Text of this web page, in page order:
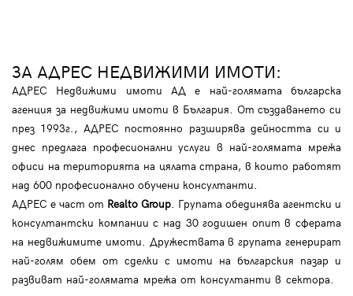
ЗА АДРЕС НЕДВИЖИМИ ИМОТИ:
АДРЕС Недвижими имоти АД е най-голямата българска
агенция за недвижими имоти в България. От създаването си
през 1993г., АДРЕС постоянно разширява дейността си и
днес предлага професионални услуги в най-голямата мрежа
офиси на територията на цялата страна, в които работят
над 600 професионално обучени консултанти.
АДРЕС е част от Realto Group. Групата обединява агентски и
консултантски компании с над 30 годишен опит в сферата
на недвижимите имоти. Дружествата в групата генерират
най-голям обем от сделки с имоти на българския пазар и
развиват най-голямата мрежа от консултанти в сектора.